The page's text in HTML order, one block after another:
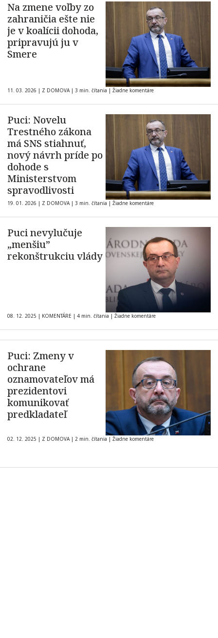
Na zmene voľby zo
zahraničia ešte nie
je v koalícii dohoda,
pripravujú ju v
Smere
11. 03. 2026 | Z DOMOVA | 3 min. čítania | Žiadne komentáre
Puci: Novelu
Trestného zákona
má SNS stiahnuť,
nový návrh príde po
dohode s
Ministerstvom
spravodlivosti
19. 01. 2026 | Z DOMOVA | 3 min. čítania | Žiadne komentáre
Puci nevylučuje
„menšiu”
rekonštrukciu vlády
08. 12. 2025 | KOMENTÁRE | 4 min. čítania | Žiadne komentáre
Puci: Zmeny v
ochrane
oznamovateľov má
prezidentovi
komunikovať
predkladateľ
02. 12. 2025 | Z DOMOVA | 2 min. čítania | Žiadne komentáre